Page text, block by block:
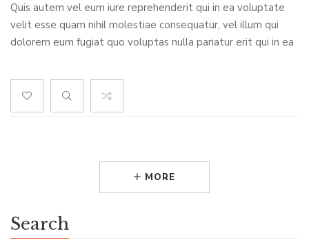
Quis autem vel eum iure reprehenderit qui in ea voluptate
velit esse quam nihil molestiae consequatur, vel illum qui
dolorem eum fugiat quo voluptas nulla pariatur erit qui in ea
MORE
Search